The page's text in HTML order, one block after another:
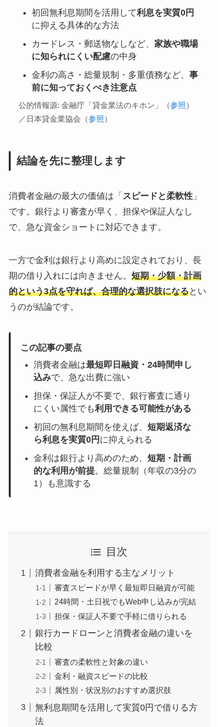
初回無利息期間を活用して利息を実質0円
に抑える具体的な方法
カードレス・郵送物なしなど、 家族や職場
に知られにくい配慮の中身
金利の高さ・総量規制・多重債務など、 事
前に知っておくべき注意点
公的情報源: 金融庁「貸金業法のキホン」（参照）
／日本貸金業協会（参照）
結論を先に整理します
消費者金融の最大の価値は「 スピードと柔軟性」
です。銀行より審査が早く、担保や保証人なし
で、急な資金ショートに対応できます。
一方で金利は銀行より高めに設定されており、長
期の借り入れには向きません。 短期・少額・計画
的という3点を守れば、合理的な選択肢になるとい
うのが結論です。
この記事の要点
消費者金融は最短即日融資・24時間申し
込みで、急な出費に強い
担保・保証人が不要で、銀行審査に通り
にくい属性でも利用できる可能性がある
初回の無利息期間を使えば、 短期返済な
ら利息を実質0円 に抑えられる
金利は銀行より高めのため、 短期・計画
的な利用が前提。総量規制（年収の3分の
1）も意識する
目次
消費者金融を利用する主なメリット
審査スピードが早く最短即日融資が可能
24時間・土日祝でもWeb申し込みが完結
担保・保証人不要で手軽に借りられる
銀行カードローンと消費者金融の違いを
比較
審査の柔軟性と対象の違い
金利・融資スピードの比較
属性別・状況別のおすすめ選択肢
無利息期間を活用して実質0円で借りる方
法